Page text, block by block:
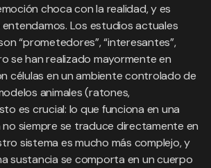
choca con la realidad, y es
Los estudios actuales
“prometedores”, “interesantes”,
se han realizado mayormente en
células en un ambiente controlado de
animales (ratones,
es crucial: lo que funciona en una
siempre se traduce directamente en
sistema es mucho más complejo, y
sustancia se comporta en un cuerpo